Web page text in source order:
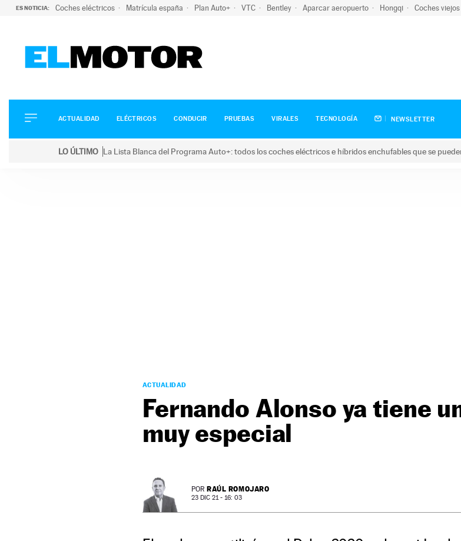
ES NOTICIA: Coches eléctricos Matrícula españa Plan Auto+ VTC Bentley Aparcar aeropuerto Hongqi Coches viejos
ELÉCTRICOS
CONDUCIR
ACTUALIDAD ELÉCTRICOS CONDUCIR PRUEBAS VIRALES TECNOLOGÍA NEWSLETTER
LO ÚLTIMO La Lista Blanca del Programa Auto+: todos los coches eléctricos e híbridos enchufables que se
ACTUALIDAD
Fernando Alonso ya tiene
muy especial
POR RAÚL ROMOJARO
23 DIC 21 - 16: 03